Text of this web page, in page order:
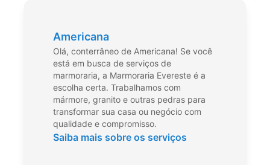
Americana
Olá, conterrâneo de Americana! Se você
está em busca de serviços de
marmoraria, a Marmoraria Evereste é a
escolha certa. Trabalhamos com
mármore, granito e outras pedras para
transformar sua casa ou negócio com
qualidade e compromisso.
Saiba mais sobre os serviços